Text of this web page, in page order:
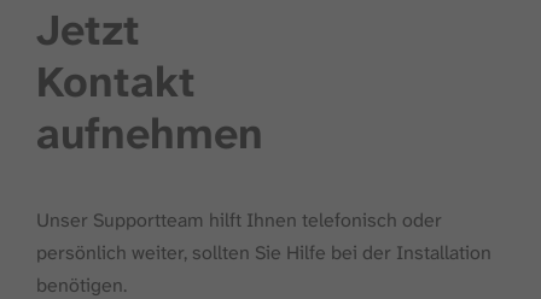
Jetzt
Kontakt
aufnehmen
Unser Supportteam hilft Ihnen telefonisch oder
persönlich weiter, sollten Sie Hilfe bei der Installation
benötigen.